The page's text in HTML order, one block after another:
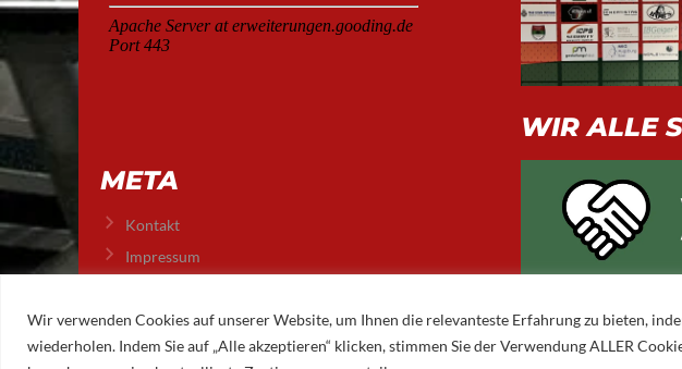
Wir verwenden Cookies auf unserer Website, um Ihnen die relevanteste Erfahrung zu bieten,
wiederholen. Indem Sie auf „Alle akzeptieren“ klicken, stimmen Sie der Verwendung ALLER
META
Kontakt
Impressum
WIR ALLE
© 2026 AUGSBURGER EISLAUFVEREIN E.V.